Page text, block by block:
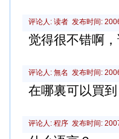
评论人: 读者 发布时间:
觉得很不错啊
评论人: 無名 发布时间:
在哪裏可以買到
评论人: 程序 发布时间: